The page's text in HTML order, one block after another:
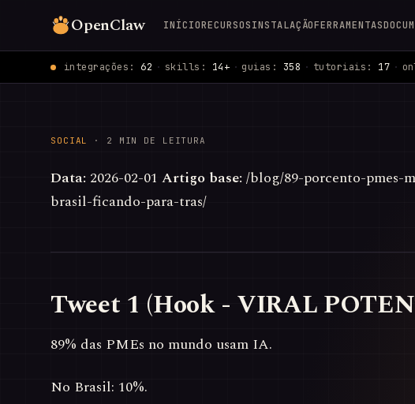
OpenClaw INÍCIORECURSOSINSTALAÇÃOFERRAMENTAS
integrações: 62 · skills: 14+ · guias: 358 · tutoriais: 17 ·
SOCIAL · 2 MIN DE LEITURA
Data: 2026-02-01 Artigo base:/blog/89-porcento-pmes-
brasil-ficando-para-tras/
Tweet 1 (Hook - VIRAL
89% das PMEs no mundo usam IA.
No Brasil: 10%.